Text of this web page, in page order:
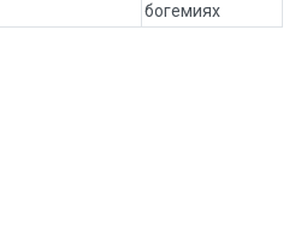
богемиях